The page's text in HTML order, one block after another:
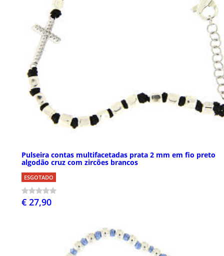
Pulseira contas multifacetadas prata 2 mm em fio preto
algodão cruz com zircões brancos
ESGOTADO
€ 27,90